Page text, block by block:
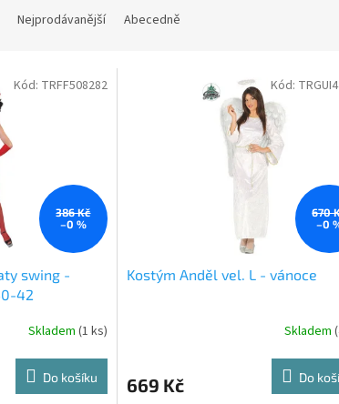
Nejprodávanější Abecedně
386 Kč
–0 %
swing -
42
Skladem (1 ks)
Do košíku
Kód: TRFF508282
670
–0
Kostým Anděl vel. L - vánoce
Skladem
669 Kč Do
Kód: